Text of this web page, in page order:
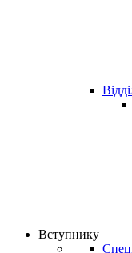
Вступнику